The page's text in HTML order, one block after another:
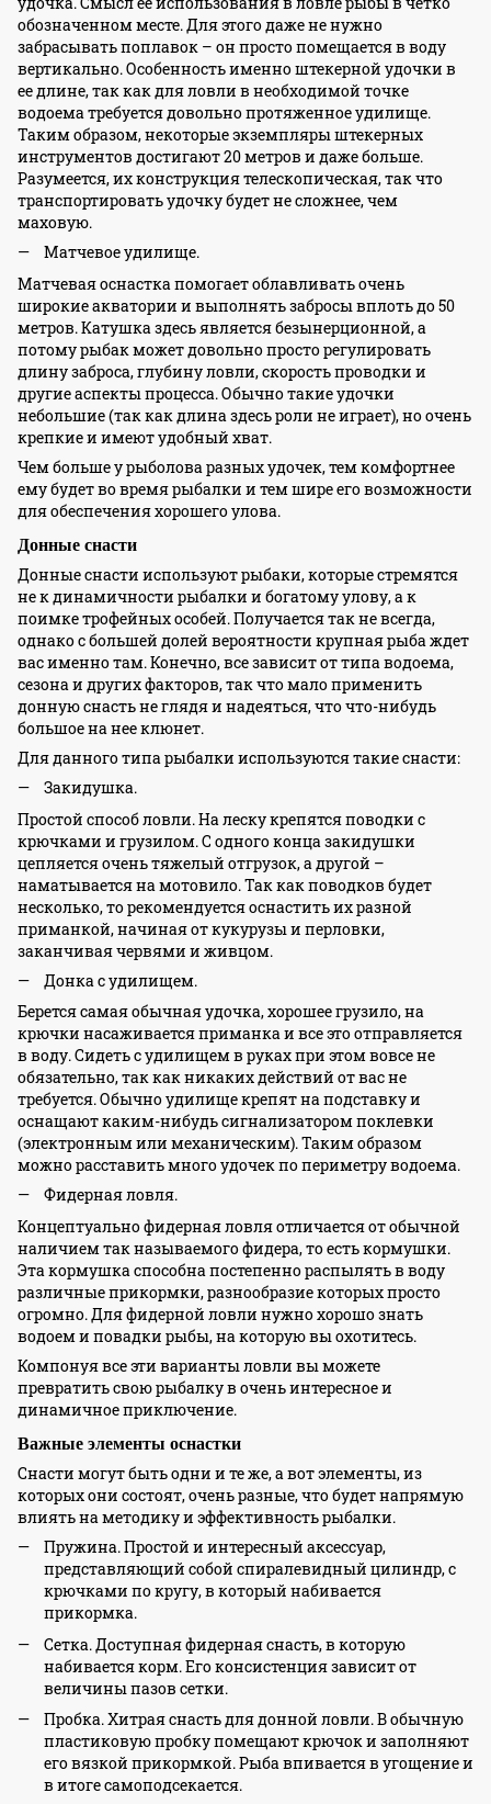
обозначенном месте. Для этого даже не нужно
забрасывать поплавок – он просто помещается в воду
вертикально. Особенность именно штекерной удочки в
ее длине, так как для ловли в необходимой точке
водоема требуется довольно протяженное удилище.
Таким образом, некоторые экземпляры штекерных
инструментов достигают 20 метров и даже больше.
Разумеется, их конструкция телескопическая, так что
транспортировать удочку будет не сложнее, чем
маховую.
Матчевое удилище.
Матчевая оснастка помогает облавливать очень
широкие акватории и выполнять забросы вплоть до 50
метров. Катушка здесь является безынерционной, а
потому рыбак может довольно просто регулировать
длину заброса, глубину ловли, скорость проводки и
другие аспекты процесса. Обычно такие удочки
небольшие (так как длина здесь роли не играет), но очень
крепкие и имеют удобный хват.
Чем больше у рыболова разных удочек, тем комфортнее
ему будет во время рыбалки и тем шире его возможности
для обеспечения хорошего улова.
Донные снасти
Донные снасти используют рыбаки, которые стремятся
не к динамичности рыбалки и богатому улову, а к
поимке трофейных особей. Получается так не всегда,
однако с большей долей вероятности крупная рыба ждет
вас именно там. Конечно, все зависит от типа водоема,
сезона и других факторов, так что мало применить
донную снасть не глядя и надеяться, что что-нибудь
большое на нее клюнет.
Для данного типа рыбалки используются такие снасти:
Закидушка.
Простой способ ловли. На леску крепятся поводки с
крючками и грузилом. С одного конца закидушки
цепляется очень тяжелый отгрузок, а другой –
наматывается на мотовило. Так как поводков будет
несколько, то рекомендуется оснастить их разной
приманкой, начиная от кукурузы и перловки,
заканчивая червями и живцом.
Донка с удилищем.
Берется самая обычная удочка, хорошее грузило, на
крючки насаживается приманка и все это отправляется
в воду. Сидеть с удилищем в руках при этом вовсе не
обязательно, так как никаких действий от вас не
требуется. Обычно удилище крепят на подставку и
оснащают каким-нибудь сигнализатором поклевки
(электронным или механическим). Таким образом
можно расставить много удочек по периметру водоема.
Фидерная ловля.
Концептуально фидерная ловля отличается от обычной
наличием так называемого фидера, то есть кормушки.
Эта кормушка способна постепенно распылять в воду
различные прикормки, разнообразие которых просто
огромно. Для фидерной ловли нужно хорошо знать
водоем и повадки рыбы, на которую вы охотитесь.
Компонуя все эти варианты ловли вы можете
превратить свою рыбалку в очень интересное и
динамичное приключение.
Важные элементы оснастки
Снасти могут быть одни и те же, а вот элементы, из
которых они состоят, очень разные, что будет напрямую
влиять на методику и эффективность рыбалки.
Пружина. Простой и интересный аксессуар,
представляющий собой спиралевидный цилиндр, с
крючками по кругу, в который набивается
прикормка.
Сетка. Доступная фидерная снасть, в которую
набивается корм. Его консистенция зависит от
величины пазов сетки.
Пробка. Хитрая снасть для донной ловли. В обычную
пластиковую пробку помещают крючок и заполняют
его вязкой прикормкой. Рыба впивается в угощение и
в итоге самоподсекается.